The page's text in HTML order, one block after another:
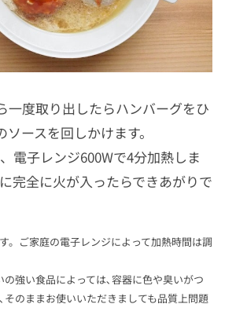
一度取り出したらハンバーグをひ
ースを回しかけます。
電子レンジ600Wで4分加熱しま
完全に火が入ったらできあがりで
。ご家庭の電子レンジによって加熱時間は調
強い食品によっては､容器に色や臭いがつ
そのままお使いいただきましても品質上問題